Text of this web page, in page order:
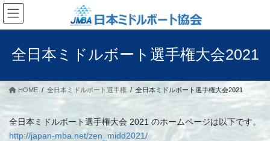
コ
ン
テ
ス
ッ
ナ
ビ
ゲ
ン
移
全日本ミドルボート選手権大会2021
HOME 全日本ミドルボート選手権 全日本ミドルボート選手権大会2021
全日本ミドルボート選手権大会 2021 のホームページは以下です。
http://japan-mba.net/zen_midd2021/